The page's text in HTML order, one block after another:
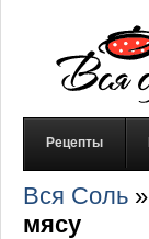
Рецепты
Вся Соль »
мясу